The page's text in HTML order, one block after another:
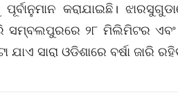
କରାଯାଇଛି।
ସମ୍ବଲପୁରରେ ୨୮ ମିଲିମିଟର ଏବଂ
ଯାଏ ସାରା ଓଡିଶାରେ ବର୍ଷା ଜାରି